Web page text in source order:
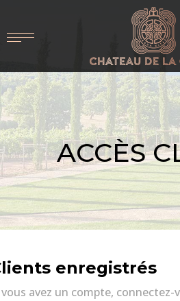
ACCÈS
enregistrés
vous avez un compte, connectez-